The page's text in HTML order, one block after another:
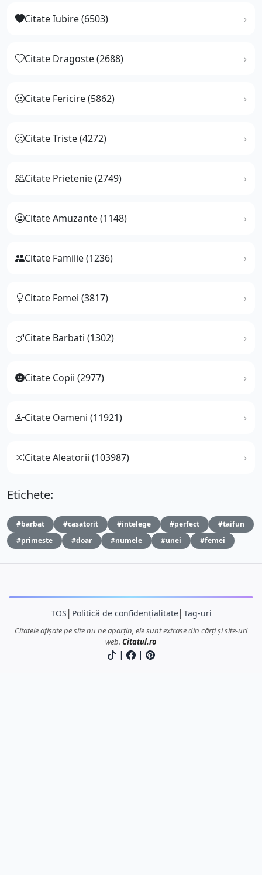
Citate Iubire (6503)
Citate Dragoste (2688)
Citate Fericire (5862)
Citate Triste (4272)
Citate Prietenie (2749)
Citate Amuzante (1148)
Citate Familie (1236)
Citate Femei (3817)
Citate Barbati (1302)
Citate Copii (2977)
Citate Oameni (11921)
Citate Aleatorii (103987)
Etichete:
#barbat #casatorit #intelege #perfect
#taifun
#primeste
#doar #numele #unei #femei
TOS Politică de confidențialitate│ Tag-uri
Citatele afișate pe site nu ne aparțin, ele sunt extrase din cărți și site-uri
web. Citatul.ro
| |